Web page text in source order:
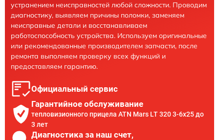
устранением неисправностей любой сложности. Проводим
диагностику, выявляем причины поломки, заменяем
неисправные детали и восстанавливаем
работоспособность устройства. Используем оригинальные
или рекомендованные производителем запчасти, после
ремонта выполняем проверку всех функций и
предоставляем гарантию.
Официальный сервис
Гарантийное обслуживание
тепловизионного прицела ATN Mars LT 320 3-6x25 до
3 лет
Диагностика за наш счет,